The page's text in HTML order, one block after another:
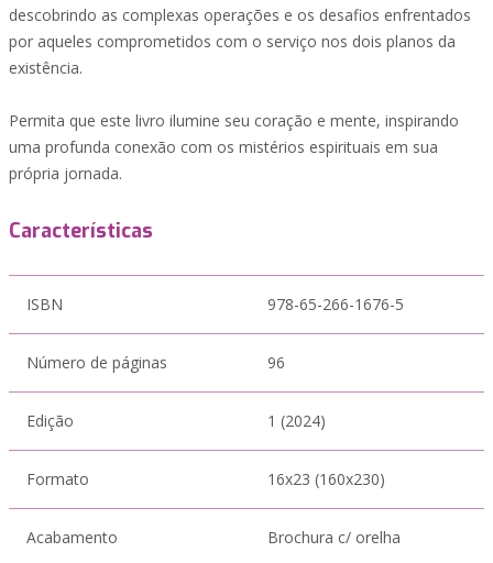
descobrindo as complexas operações e os desafios enfrentados
por aqueles comprometidos com o serviço nos dois planos da
existência.
Permita que este livro ilumine seu coração e mente, inspirando
uma profunda conexão com os mistérios espirituais em sua
própria jornada.
Características
ISBN 978-65-266-1676-5
Número de páginas 96
Edição 1 (2024)
Formato 16x23 (160x230)
Acabamento Brochura c/ orelha